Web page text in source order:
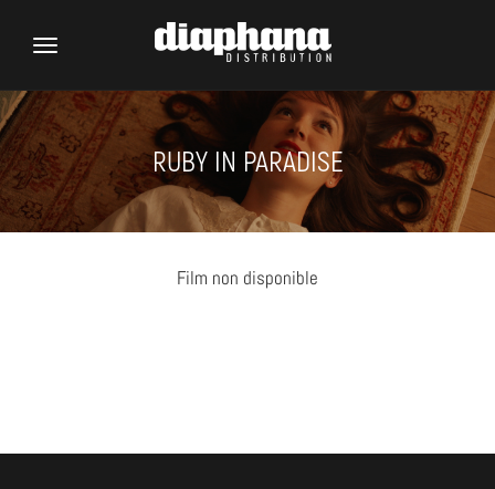
Toggle
RUBY IN PARADISE
Film non disponible